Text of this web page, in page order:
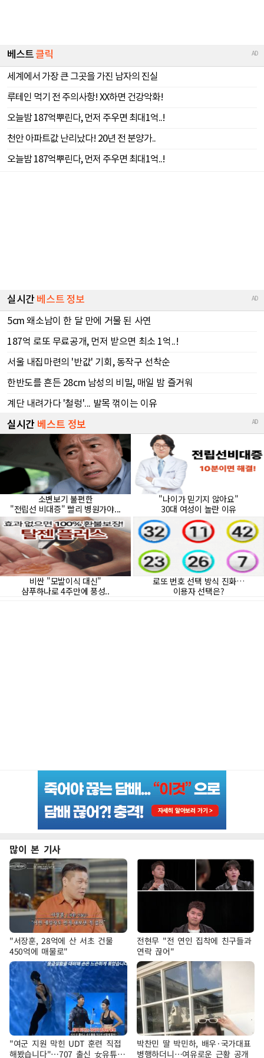
많이 본 기사
"서장훈, 28억에 산 서초 건물
450억에 매물로"
전현무 "전 연인 집착에 친구들과
연락 끊어"
"여군 지원 막힌 UDT 훈련 직접
해봤습니다"…707 출신 女유튜버
박찬민 딸 박민하, 배우·국가대표
병행하더니…여유로운 근황 공개